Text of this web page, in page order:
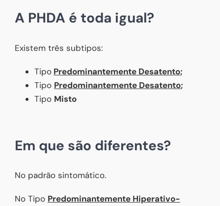
A PHDA é toda igual?
Existem três subtipos:
Tipo Predominantemente Desatento;
Tipo Predominantemente Desatento;
Tipo Misto
Em que são diferentes?
No padrão sintomático.
No Tipo Predominantemente Hiperativo-